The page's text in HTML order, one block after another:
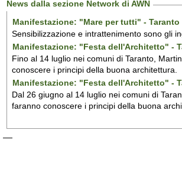
News dalla sezione Network di AWN
Manifestazione: "Mare per tutti" - Taranto
Sensibilizzazione e intrattenimento sono gli
Manifestazione: "Festa dell'Architetto" -
Fino al 14 luglio nei comuni di Taranto,
conoscere i principi della buona architettura.
Manifestazione: "Festa dell'Architetto" -
Dal 26 giugno al 14 luglio nei comuni di
faranno conoscere i principi della buona